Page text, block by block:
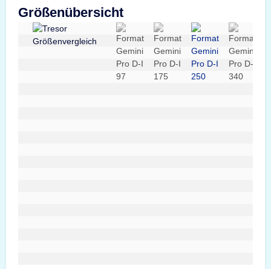
Größenübersicht